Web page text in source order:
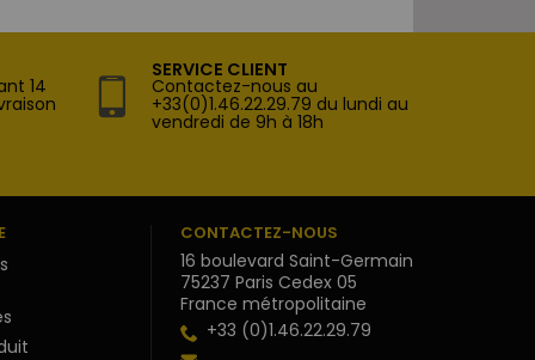
14
SERVICE CLIENT
Contactez-nous au
+33(0)1.46.22.29.79 du lundi au
vendredi de 9h à 18h
CONTACTEZ-NOUS
16 boulevard Saint-Germain
75237 Paris Cedex 05
France métropolitaine
+33 (0)1.46.22.29.79